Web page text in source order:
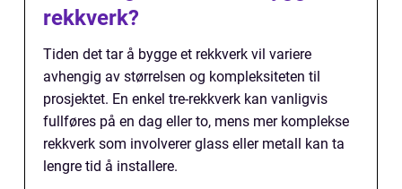
rekkverk?
Tiden det tar å bygge et rekkverk vil variere
avhengig av størrelsen og kompleksiteten til
prosjektet. En enkel tre-rekkverk kan vanligvis
fullføres på en dag eller to, mens mer komplekse
rekkverk som involverer glass eller metall kan ta
lengre tid å installere.